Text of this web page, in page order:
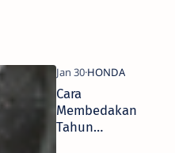
Cara
Membedakan
Tahun